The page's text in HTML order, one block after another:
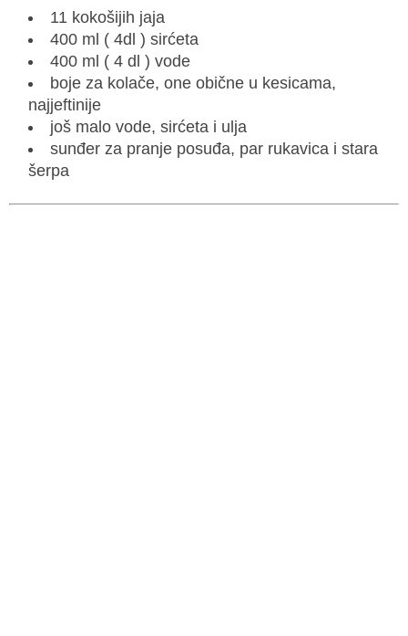
11 kokošijih jaja
400 ml ( 4dl ) sirćeta
400 ml ( 4 dl ) vode
boje za kolače, one obične u kesicama,
najjeftinije
još malo vode, sirćeta i ulja
sunđer za pranje posuđa, par rukavica i stara
šerpa